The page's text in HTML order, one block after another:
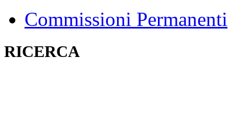
Commissioni Permanenti
RICERCA